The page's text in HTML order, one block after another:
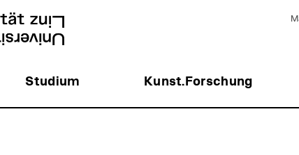
Studium Kunst.Forschung